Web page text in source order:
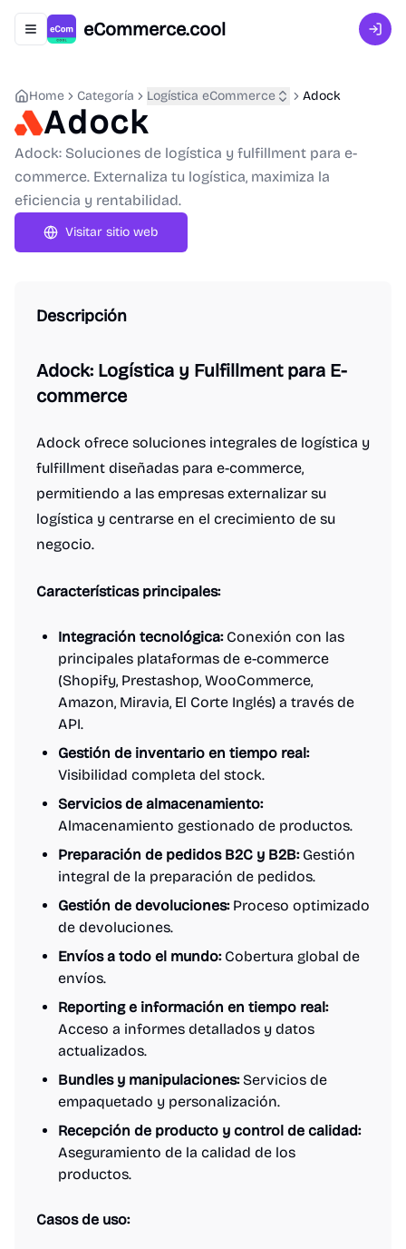
Abrir menú de navegación
eCommerce.cool
Home Categoría Logística eCommerce Adock
Adock
Adock: Soluciones de logística y fulfillment para e-
commerce. Externaliza tu logística, maximiza la
eficiencia y rentabilidad.
Visitar sitio web
Descripción
Adock: Logística y Fulfillment para E-
commerce
Adock ofrece soluciones integrales de logística y
fulfillment diseñadas para e-commerce,
permitiendo a las empresas externalizar su
logística y centrarse en el crecimiento de su
negocio.
Características principales:
Integración tecnológica:Conexión con las
principales plataformas de e-commerce
(Shopify, Prestashop, WooCommerce,
Amazon, Miravia, El Corte Inglés) a través de
API.
Gestión de inventario en tiempo real:
Visibilidad completa del stock.
Servicios de almacenamiento:
Almacenamiento gestionado de productos.
Preparación de pedidos B2C y B2B:Gestión
integral de la preparación de pedidos.
Gestión de devoluciones:Proceso optimizado
de devoluciones.
Envíos a todo el mundo:Cobertura global de
envíos.
Reporting e información en tiempo real:
Acceso a informes detallados y datos
actualizados.
Bundles y manipulaciones:Servicios de
empaquetado y personalización.
Recepción de producto y control de calidad:
Aseguramiento de la calidad de los
productos.
Casos de uso: